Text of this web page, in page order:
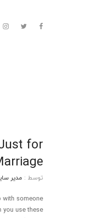
for
توسط : مدیر
with someone
you use these